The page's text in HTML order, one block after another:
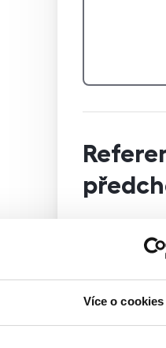
Více o cookies
Jméno a
E-mail na